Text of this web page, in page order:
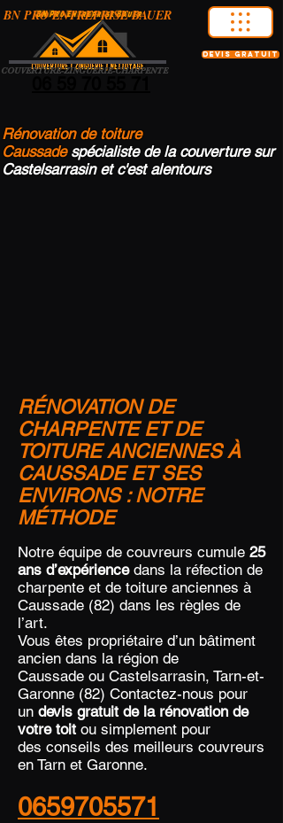
COUVERTURE-ZINGUERIE-CHARPENTE
BN PRO ENTREPRISE BAUER
devis gratuit
Rénovation de toiture
Caussade spécialiste de la couverture sur
Castelsarrasin et c'est alentours
RÉNOVATION DE
CHARPENTE ET DE
TOITURE ANCIENNES À
CAUSSADE ET SES
ENVIRONS : NOTRE
MÉTHODE
Notre équipe de couvreurs cumule 25
ans d’expériencedans la réfection de
charpente et de toiture anciennes à
Caussade (82) dans les règles de
l’art.
Vous êtes propriétaire d’un bâtiment
ancien dans la région de
Caussade ou Castelsarrasin, Tarn-et-
Garonne (82) Contactez-nous pour
un devis gratuit de la rénovation de
votre toit ou simplement pour
des conseils des meilleurs couvreurs
en Tarn et Garonne.
0659705571